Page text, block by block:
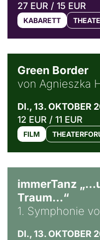
27 EUR / 15 EUR
KABARETT
Green Border
von Agnieszka
DI., 13. OKTOBER
12 EUR / 11 EUR
FILM
immerTanz
Traum…“
1. Symphonie
DI., 13. OKTOBER